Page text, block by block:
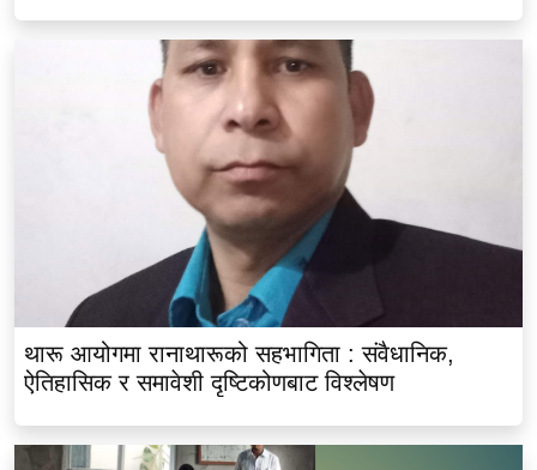
थारू आयोगमा रानाथारूको सहभागिता : संवैधानिक,
ऐतिहासिक र समावेशी दृष्टिकोणबाट विश्लेषण